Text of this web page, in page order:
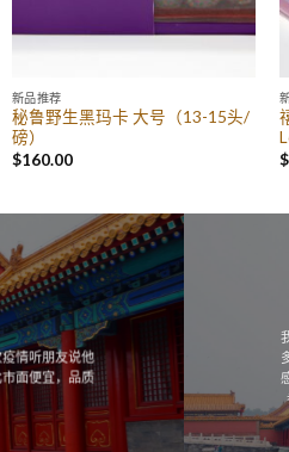
新品推荐
秘鲁野生黑玛卡 大号（13-15头/
磅）
$160.00
$
我是美国怀老二期间，禧格格的
多，他们额外送了我蜂胶。老
感觉也产后恢复的较快。回到中
参花胶，物流也不是很慢。这
荐。